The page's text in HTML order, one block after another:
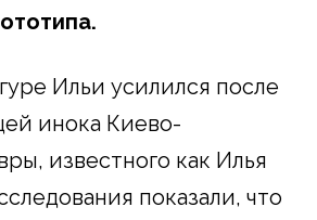
Ильи усилился после
инока Киево-
известного как Илья
показали, что